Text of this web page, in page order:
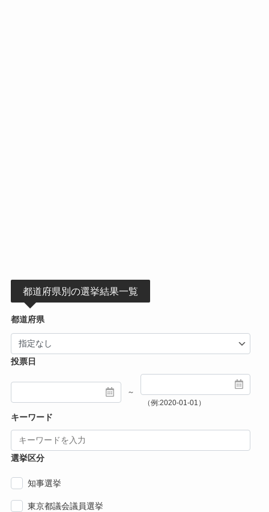
都道府県別の選挙結果一覧
都道府県
投票日
～
（例:2020-01-01）
キーワード
選挙区分
知事選挙
東京都議会議員選挙